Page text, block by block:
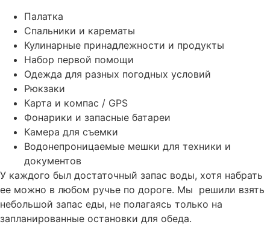
Палатка
Спальники и карематы
Кулинарные принадлежности и продукты
Набор первой помощи
Одежда для разных погодных условий
Рюкзаки
Карта и компас / GPS
Фонарики и запасные батареи
Камера для съемки
Водонепроницаемые мешки для техники и
документов
У каждого был достаточный запас воды, хотя набрать
ее можно в любом ручье по дороге. Мы решили взять
небольшой запас еды, не полагаясь только на
запланированные остановки для обеда.